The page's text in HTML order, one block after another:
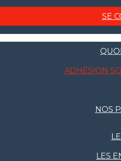
SE
ADHÉSION
NOS
LES